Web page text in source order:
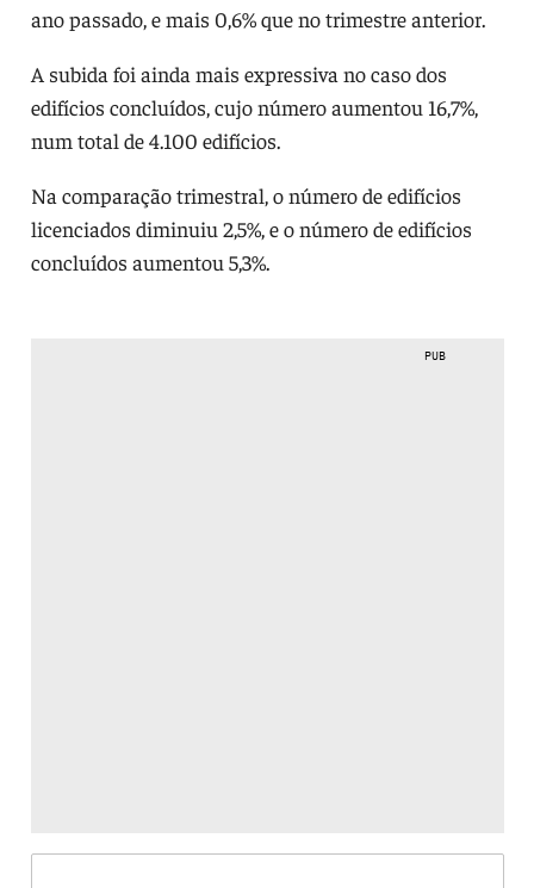
ano passado, e mais 0,6% que no trimestre anterior.
A subida foi ainda mais expressiva no caso dos
edifícios concluídos, cujo número aumentou 16,7%,
num total de 4.100 edifícios.
Na comparação trimestral, o número de edifícios
licenciados diminuiu 2,5%, e o número de edifícios
concluídos aumentou 5,3%.
PUB